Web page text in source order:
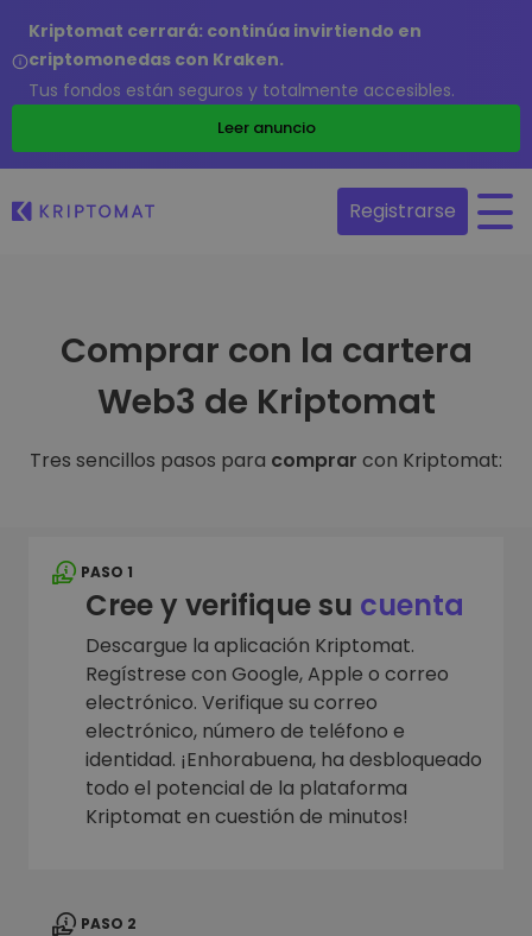
Kriptomat cerrará: continúa invirtiendo en
criptomonedas con Kraken.
Tus fondos están seguros y totalmente accesibles.
Leer anuncio
Registrarse
Comprar con la cartera
Web3 de Kriptomat
Tres sencillos pasos para comprar con Kriptomat:
PASO 1
Cree y verifique su cuenta
Descargue la aplicación Kriptomat.
Regístrese con Google, Apple o correo
electrónico. Verifique su correo
electrónico, número de teléfono e
identidad. ¡Enhorabuena, ha desbloqueado
todo el potencial de la plataforma
Kriptomat en cuestión de minutos!
PASO 2